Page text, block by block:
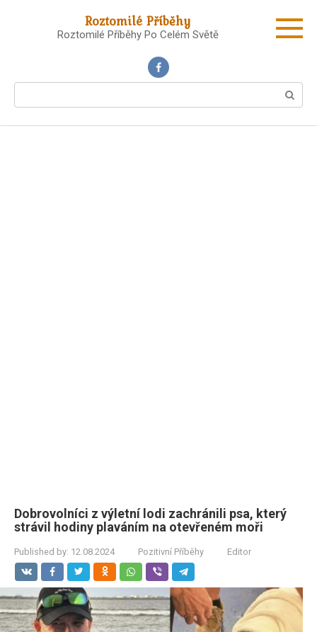
Roztomilé Příběhy
Roztomilé Příběhy Po Celém Světě
Dobrovolníci z výletní lodi zachránili psa, který
strávil hodiny plaváním na otevřeném moři
Published by: 12.08.2024 Pozitivní Příběhy Editor